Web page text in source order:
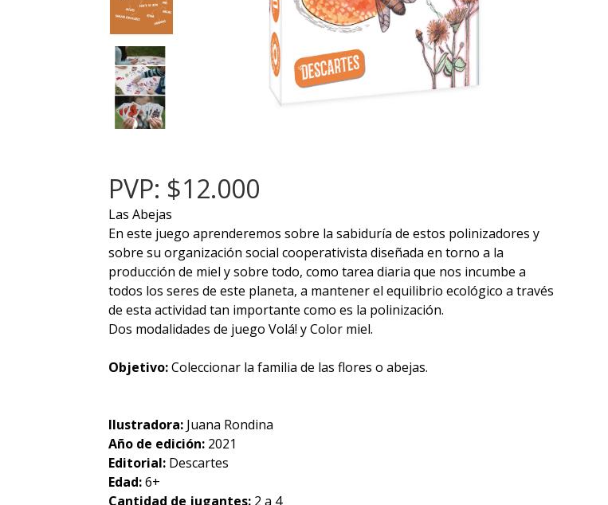
PVP: $12.000
Las Abejas
En este juego aprenderemos sobre la sabiduría de estos polinizadores y
sobre su organización social cooperativista diseñada en torno a la
producción de miel y sobre todo, como tarea diaria que nos incumbe a
todos los seres de este planeta, a mantener el equilibrio ecológico a través
de esta actividad tan importante como es la polinización.
Dos modalidades de juego Volá! y Color miel.
Objetivo:Coleccionar la familia de las flores o abejas.
Ilustradora:Juana Rondina
Año de edición: 2021
Editorial: Descartes
Edad:6+
Cantidad de jugantes:2 a 4